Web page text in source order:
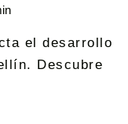
el desarrollo
Descubre